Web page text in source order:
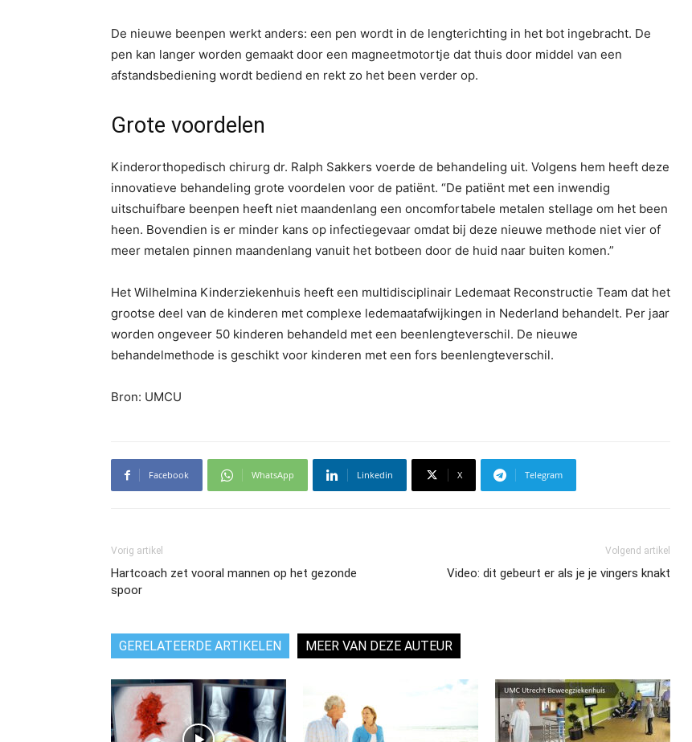
De nieuwe beenpen werkt anders: een pen wordt in de lengterichting in het bot ingebracht. De
pen kan langer worden gemaakt door een magneetmotortje dat thuis door middel van een
afstandsbediening wordt bediend en rekt zo het been verder op.
Grote voordelen
Kinderorthopedisch chirurg dr. Ralph Sakkers voerde de behandeling uit. Volgens hem heeft deze
innovatieve behandeling grote voordelen voor de patiënt. “De patiënt met een inwendig
uitschuifbare beenpen heeft niet maandenlang een oncomfortabele metalen stellage om het been
heen. Bovendien is er minder kans op infectiegevaar omdat bij deze nieuwe methode niet vier of
meer metalen pinnen maandenlang vanuit het botbeen door de huid naar buiten komen.”
Het Wilhelmina Kinderziekenhuis heeft een multidisciplinair Ledemaat Reconstructie Team dat het
grootse deel van de kinderen met complexe ledemaatafwijkingen in Nederland behandelt. Per jaar
worden ongeveer 50 kinderen behandeld met een beenlengteverschil. De nieuwe
behandelmethode is geschikt voor kinderen met een fors beenlengteverschil.
Bron: UMCU
Facebook WhatsApp Linkedin X Telegram
Vorig artikel
Hartcoach zet vooral mannen op het gezonde
spoor
Volgend artikel
Video: dit gebeurt er als je je vingers knakt
GERELATEERDE ARTIKELEN MEER VAN DEZE AUTEUR